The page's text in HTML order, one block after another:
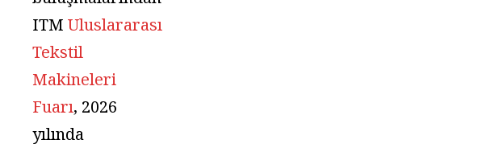
ITMUluslararası
Tekstil
Makineleri
Fuarı, 2026
yılında